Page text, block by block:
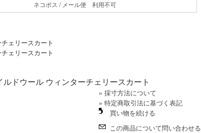
ネコポス / メール便 利用不可
ドウール ウィンターチェリースカート
» 採寸方法について
» 特定商取引法に基づく表記
買い物を続ける
この商品について問い合わせる